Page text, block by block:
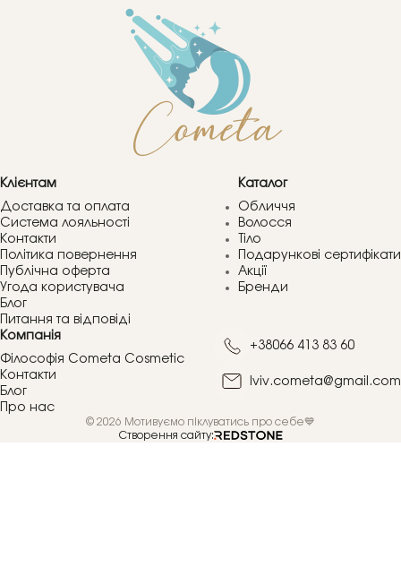
Клієнтам
Доставка та оплата
Система лояльності
Контакти
Політика повернення
Публічна оферта
Угода користувача
Блог
Питання та відповіді
Каталог
Обличчя
Волосся
Тіло
Подарункові сертифікати
Акції
Бренди
Компанія
Філософія Cometa Cosmetic
Контакти
Блог
Про нас
+38066 413 83 60
lviv.cometa@gmail.com
© 2026 Мотивуємо піклуватись про себе💙
Створення сайту: